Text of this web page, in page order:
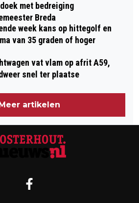
met bedreiging
Breda
week kans op hittegolf en
van 35 graden of hoger
vat vlam op afrit A59,
snel ter plaatse
artikelen